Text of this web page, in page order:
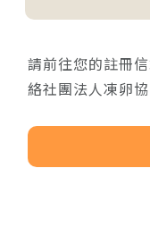
請前往您的註冊
絡社團法人凍卵